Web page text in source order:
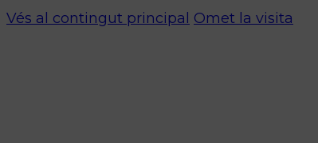
Vés al contingut principal Omet la visita